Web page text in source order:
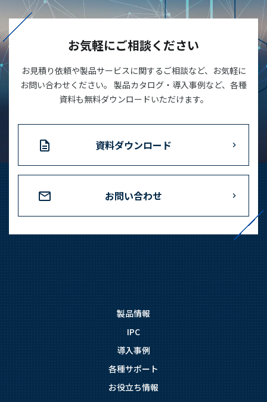
お気軽にご相談ください
お見積り依頼や製品サービスに関するご相談など、お気軽に
お問い合わせください。 製品カタログ・導入事例など、各種
資料も無料ダウンロードいただけます。
資料ダウンロード
お問い合わせ
製品情報
IPC
導入事例
各種サポート
お役立ち情報